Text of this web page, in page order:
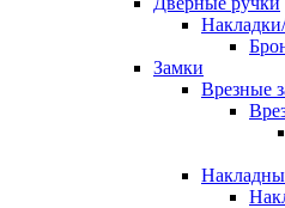
Замки
Врезные